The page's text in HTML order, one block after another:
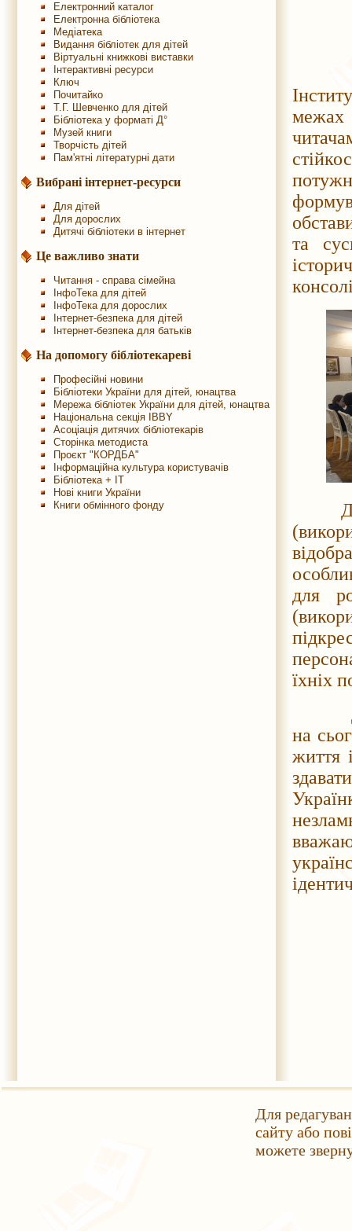
Електронний каталог
Електронна бібліотека
Медіатека
Видання бібліотек для дітей
Віртуальні книжкові виставки
Інтерактивні ресурси
Ключ
Почитайко
Т.Г. Шевченко для дітей
Бібліотека у форматі Д°
Музей книги
Творчість дітей
Пам'ятні літературні дати
Вибрані інтернет-ресурси
Для дітей
Для дорослих
Дитячі бібліотеки в інтернет
Це важливо знати
Читання - справа сімейна
ІнфоТека для дітей
ІнфоТека для дорослих
Інтернет-безпека для дітей
Інтернет-безпека для батьків
На допомогу бібліотекареві
Професійні новини
Бібліотеки України для дітей, юнацтва
Мережа бібліотек України для дітей, юнацтва
Національна секція IBBY
Асоціація дитячих бібліотекарів
Сторінка методиста
Проєкт "КОРДБА"
Інформаційна культура користувачів
Бібліотека + IT
Нові книги України
Книги обмінного фонду
межах
та
Діти
для
їхніх
на
життя
Для
сайту або
можете